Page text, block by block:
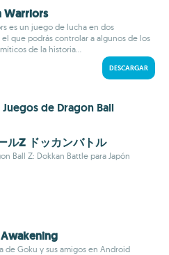
Warriors
es un juego de lucha en dos
que podrás controlar a algunos de los
de la historia...
DESCARGAR
de Dragon Ball
ルZ ドッカンバトル
Ball Z: Dokkan Battle para Japón
de Goku y sus amigos en Android